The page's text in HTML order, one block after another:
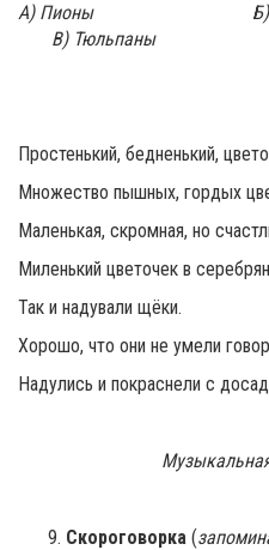
А) Пионы
В) Тюльпаны
Простенький, бедненький,
Множество пышных, гордых
Маленькая, скромная, но
Миленький цветочек в
Так и надували щёки.
Хорошо, что они не умели
Надулись и покраснели с
Скороговорка (